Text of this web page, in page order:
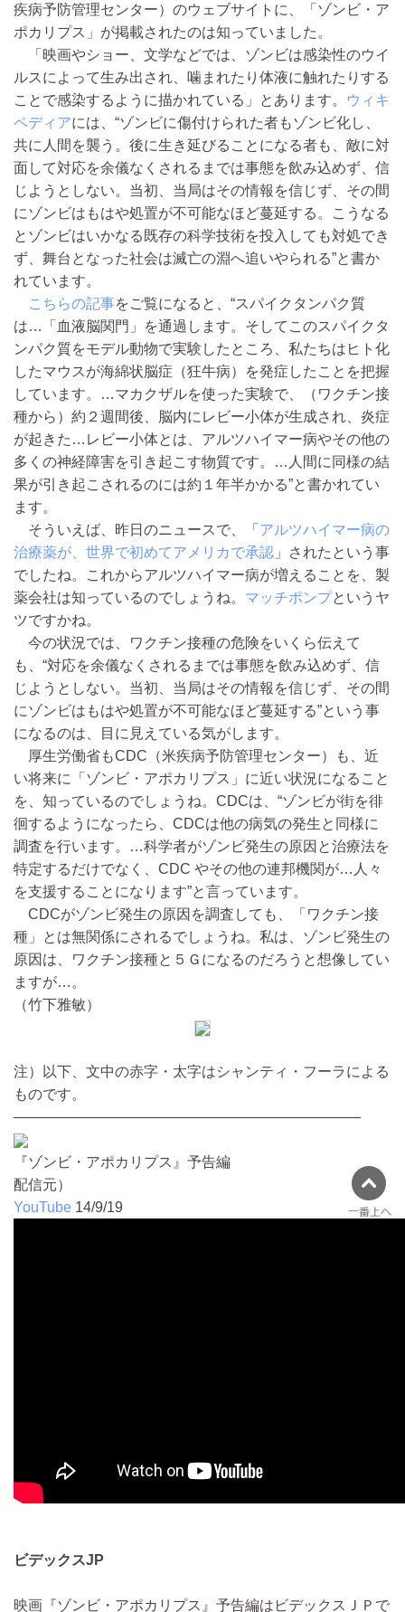
疾病予防管理センター）のウェブサイトに、「ゾンビ・ア
ポカリプス」が掲載されたのは知っていました。
「映画やショー、文学などでは、ゾンビは感染性のウイ
ルスによって生み出され、噛まれたり体液に触れたりする
ことで感染するように描かれている」とあります。
ウィキ
ペディアには、“ゾンビに傷付けられた者もゾンビ化し、
共に人間を襲う。後に生き延びることになる者も、敵に対
面して対応を余儀なくされるまでは事態を飲み込めず、信
じようとしない。当初、当局はその情報を信じず、その間
にゾンビはもはや処置が不可能なほど蔓延する。こうなる
とゾンビはいかなる既存の科学技術を投入しても対処でき
ず、舞台となった社会は滅亡の淵へ追いやられる”と書か
れています。
こちらの記事をご覧になると、“スパイクタンパク質
は…「血液脳関門」を通過します。そしてこのスパイクタ
ンパク質をモデル動物で実験したところ、私たちはヒト化
したマウスが海綿状脳症（狂牛病）を発症したことを把握
しています。…マカクザルを使った実験で、（ワクチン接
種から）約２週間後、脳内にレビー小体が生成され、炎症
が起きた…レビー小体とは、アルツハイマー病やその他の
多くの神経障害を引き起こす物質です。…人間に同様の結
果が引き起こされるのには約１年半かかる”と書かれてい
ます。
そういえば、昨日のニュースで、「 アルツハイマー病の
治療薬が、世界で初めてアメリカで承認 」されたという事
でしたね。これからアルツハイマー病が増えることを、製
薬会社は知っているのでしょうね。 マッチポンプというヤ
ツですかね。
今の状況では、ワクチン接種の危険をいくら伝えて
も、“対応を余儀なくされるまでは事態を飲み込めず、信
じようとしない。当初、当局はその情報を信じず、その間
にゾンビはもはや処置が不可能なほど蔓延する”という事
になるのは、目に見えている気がします。
厚生労働省もCDC（米疾病予防管理センター）も、近
い将来に「ゾンビ・アポカリプス」に近い状況になること
を、知っているのでしょうね。CDCは、“ゾンビが街を徘
徊するようになったら、CDCは他の病気の発生と同様に
調査を行います。…科学者がゾンビ発生の原因と治療法を
特定するだけでなく、CDC やその他の連邦機関が…人々
を支援することになります”と言っています。
CDCがゾンビ発生の原因を調査しても、「ワクチン接
種」とは無関係にされるでしょうね。私は、ゾンビ発生の
原因は、ワクチン接種と５Ｇになるのだろうと想像してい
ますが…。
（竹下雅敏）
注）以下、文中の赤字・太字はシャンティ・フーラによる
ものです。
————————————————————————
『ゾンビ・アポカリプス』予告編
配信元）
YouTube 14/9/19
ビデックスJP
映画『ゾンビ・アポカリプス』予告編はビデックスＪＰで